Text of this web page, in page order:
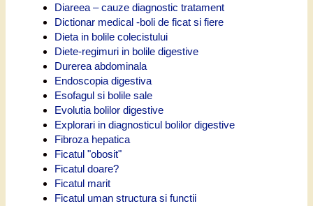
Diareea – cauze diagnostic tratament
Dictionar medical -boli de ficat si fiere
Dieta in bolile colecistului
Diete-regimuri in bolile digestive
Durerea abdominala
Endoscopia digestiva
Esofagul si bolile sale
Evolutia bolilor digestive
Explorari in diagnosticul bolilor digestive
Fibroza hepatica
Ficatul "obosit"
Ficatul doare?
Ficatul marit
Ficatul uman structura si functii